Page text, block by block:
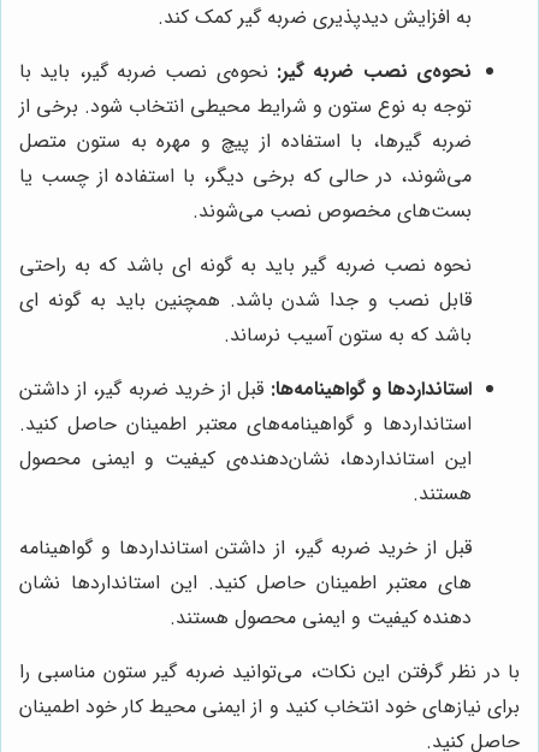
به افزایش دیدپذیری ضربه گیر کمک کند.
نحوه‌ی نصب ضربه گیر: نحوه‌ی نصب ضربه گیر، باید با
توجه به نوع ستون و شرایط محیطی انتخاب شود. برخی از
ضربه گیرها، با استفاده از پیچ و مهره به ستون متصل
می‌شوند، در حالی که برخی دیگر، با استفاده از چسب یا
بست‌های مخصوص نصب می‌شوند.
نحوه نصب ضربه گیر باید به گونه ای باشد که به راحتی
قابل نصب و جدا شدن باشد. همچنین باید به گونه ای
باشد که به ستون آسیب نرساند.
استانداردها و گواهینامه‌ها: قبل از خرید ضربه گیر، از داشتن
استانداردها و گواهینامه‌های معتبر اطمینان حاصل کنید.
این استانداردها، نشان‌دهنده‌ی کیفیت و ایمنی محصول
هستند.
قبل از خرید ضربه گیر، از داشتن استانداردها و گواهینامه
های معتبر اطمینان حاصل کنید. این استانداردها نشان
دهنده کیفیت و ایمنی محصول هستند.
با در نظر گرفتن این نکات، می‌توانید ضربه گیر ستون مناسبی را
برای نیازهای خود انتخاب کنید و از ایمنی محیط کار خود اطمینان
حاصل کنید.